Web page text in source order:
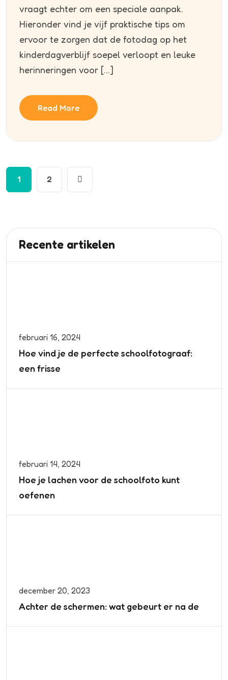
vraagt echter om een speciale aanpak.
Hieronder vind je vijf praktische tips om
ervoor te zorgen dat de fotodag op het
kinderdagverblijf soepel verloopt en leuke
herinneringen voor […]
Read More
1 2
Recente artikelen
februari 16, 2024
Hoe vind je de perfecte schoolfotograaf:
een frisse
februari 14, 2024
Hoe je lachen voor de schoolfoto kunt
oefenen
december 20, 2023
Achter de schermen: wat gebeurt er na de